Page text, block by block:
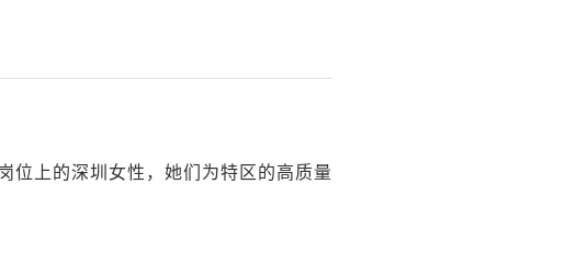
位上的深圳女性，她们为特区的高质量